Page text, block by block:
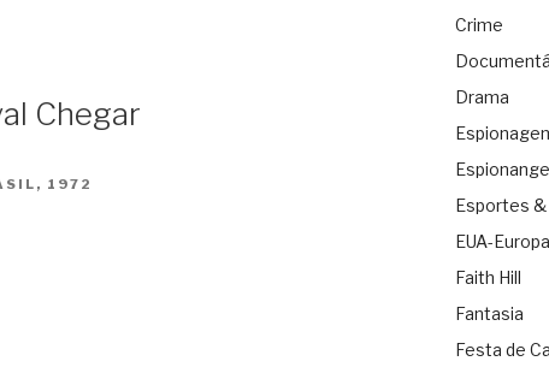
Chegar
1972
Crime
Drama
Esportes &
EUA-
Faith Hill
Fantasia
Festa de